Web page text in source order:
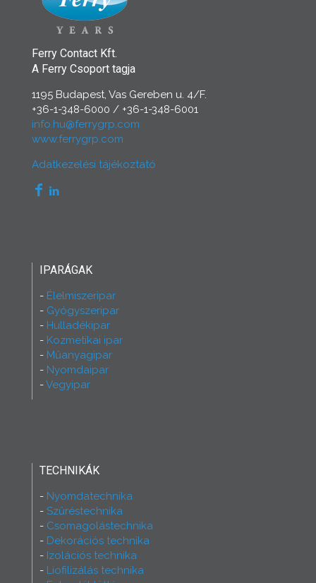
Ferry Contact Kft.
A Ferry Csoport tagja
1195 Budapest, Vas Gereben u. 4/F.
+36-1-348-6000 / +36-1-348-6001
info.hu@ferrygrp.com
www.ferrygrp.com
Adatkezelési tájékoztató
IPARÁGAK
Élelmiszeripar
Gyógyszeripar
Hulladékipar
Kozmetikai ipar
Műanyagipar
Nyomdaipar
Vegyipar
TECHNIKÁK
Nyomdatechnika
Szűréstechnika
Csomagolástechnika
Dekorációs technika
Izolációs technika
Liofilizálás technika